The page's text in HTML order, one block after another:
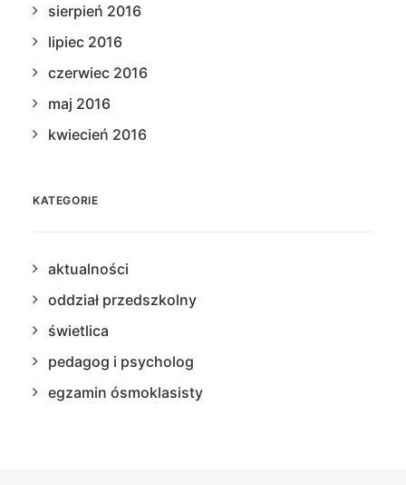
sierpień 2016
lipiec 2016
czerwiec 2016
maj 2016
kwiecień 2016
KATEGORIE
aktualności
oddział przedszkolny
świetlica
pedagog i psycholog
egzamin ósmoklasisty